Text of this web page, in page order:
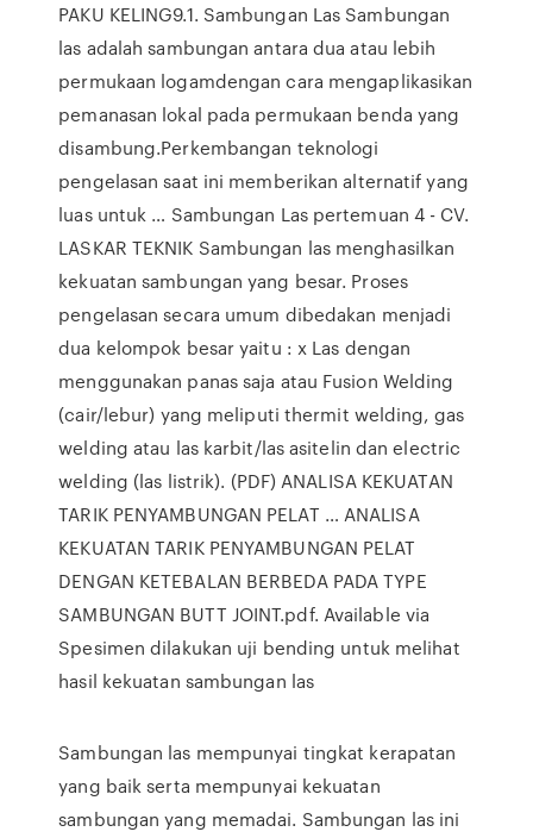
PAKU KELING9.1. Sambungan Las Sambungan
las adalah sambungan antara dua atau lebih
permukaan logamdengan cara mengaplikasikan
pemanasan lokal pada permukaan benda yang
disambung.Perkembangan teknologi
pengelasan saat ini memberikan alternatif yang
luas untuk … Sambungan Las pertemuan 4 - CV.
LASKAR TEKNIK Sambungan las menghasilkan
kekuatan sambungan yang besar. Proses
pengelasan secara umum dibedakan menjadi
dua kelompok besar yaitu : x Las dengan
menggunakan panas saja atau Fusion Welding
(cair/lebur) yang meliputi thermit welding, gas
welding atau las karbit/las asitelin dan electric
welding (las listrik). (PDF) ANALISA KEKUATAN
TARIK PENYAMBUNGAN PELAT … ANALISA
KEKUATAN TARIK PENYAMBUNGAN PELAT
DENGAN KETEBALAN BERBEDA PADA TYPE
SAMBUNGAN BUTT JOINT.pdf. Available via
Spesimen dilakukan uji bending untuk melihat
hasil kekuatan sambungan las
Sambungan las mempunyai tingkat kerapatan
yang baik serta mempunyai kekuatan
sambungan yang memadai. Sambungan las ini